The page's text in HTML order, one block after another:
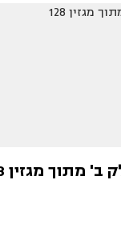
מתוך מגזין 128